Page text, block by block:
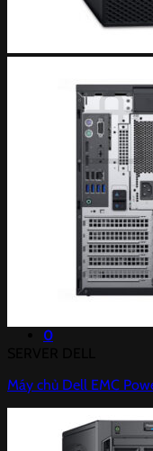
Chưa có
Quay trở lại
0
Giỏ hàng
Máy chủ Dell EMC